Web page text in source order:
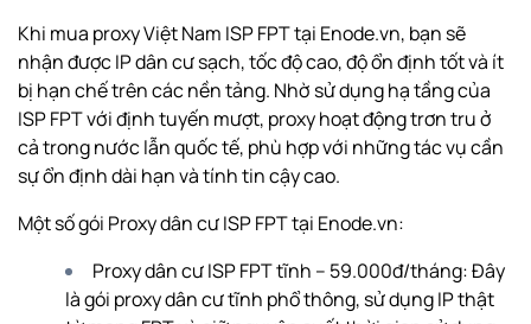
Khi mua proxy Việt Nam ISP FPT tại Enode.vn, bạn sẽ
nhận được IP dân cư sạch, tốc độ cao, độ ổn định tốt và ít
bị hạn chế trên các nền tảng. Nhờ sử dụng hạ tầng của
ISP FPT với định tuyến mượt, proxy hoạt động trơn tru ở
cả trong nước lẫn quốc tế, phù hợp với những tác vụ cần
sự ổn định dài hạn và tính tin cậy cao.
Một số gói Proxy dân cư ISP FPT tại Enode.vn:
Proxy dân cư ISP FPT tĩnh – 59.000đ/tháng: Đây
là gói proxy dân cư tĩnh phổ thông, sử dụng IP thật